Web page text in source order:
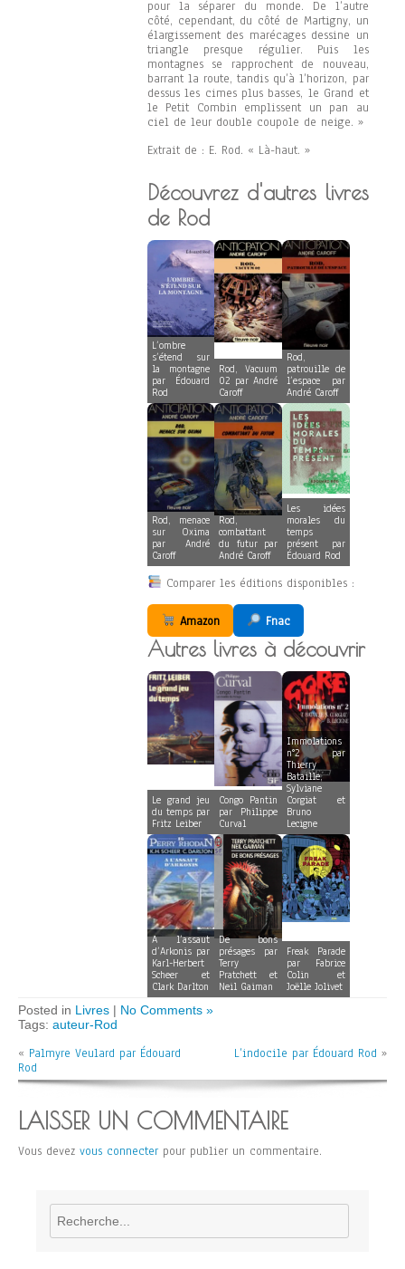
pour la séparer du monde. De l’autre
côté, cependant, du côté de Martigny, un
élargissement des marécages dessine un
triangle presque régulier. Puis les
montagnes se rapprochent de nouveau,
barrant la route, tandis qu’à l’horizon, par
dessus les cimes plus basses, le Grand et
le Petit Combin emplissent un pan au
ciel de leur double coupole de neige. »
Extrait de : E. Rod. « Là-haut. »
Découvrez d'autres livres
de Rod
L’ombre
s’étend sur
la montagne
par Édouard
Rod
Rod, Vacuum
02 par André
Caroff
Rod,
patrouille de
l’espace par
André Caroff
Rod, menace
sur Oxima
par André
Caroff
Rod,
combattant
du futur par
André Caroff
Les idées
morales du
temps
présent par
Édouard Rod
Comparer les éditions disponibles :
Amazon Fnac
Autres livres à découvrir
Le grand jeu
du temps par
Fritz Leiber
Congo Pantin
par Philippe
Curval
Immolations
n°2 par
Thierry
Bataille,
Sylviane
Corgiat et
Bruno
Lecigne
A l’assaut
d’Arkonis par
Karl-Herbert
Scheer et
Clark Darlton
De bons
présages par
Terry
Pratchett et
Neil Gaiman
Freak Parade
par Fabrice
Colin et
Joëlle Jolivet
Posted in Livres | No Comments »
Tags: auteur-Rod
« Palmyre Veulard par Édouard
Rod
L’indocile par Édouard Rod »
LAISSER UN COMMENTAIRE
Vous devez vous connecter pour publier un commentaire.
Rechercher